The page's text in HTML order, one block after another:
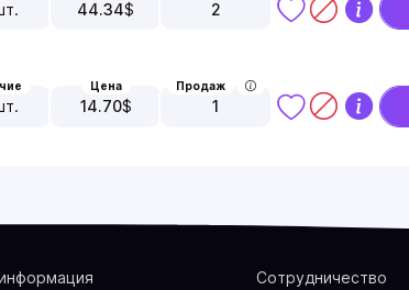
44.34$ 2
Цена
14.70$
Продаж
1
Сотрудничество